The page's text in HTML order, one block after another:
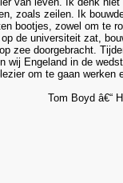
zoals zeilen. Ik
bootjes, zowel om te
de universiteit zat,
zee doorgebracht.
wij Engeland in de
om te gaan werken
â€“